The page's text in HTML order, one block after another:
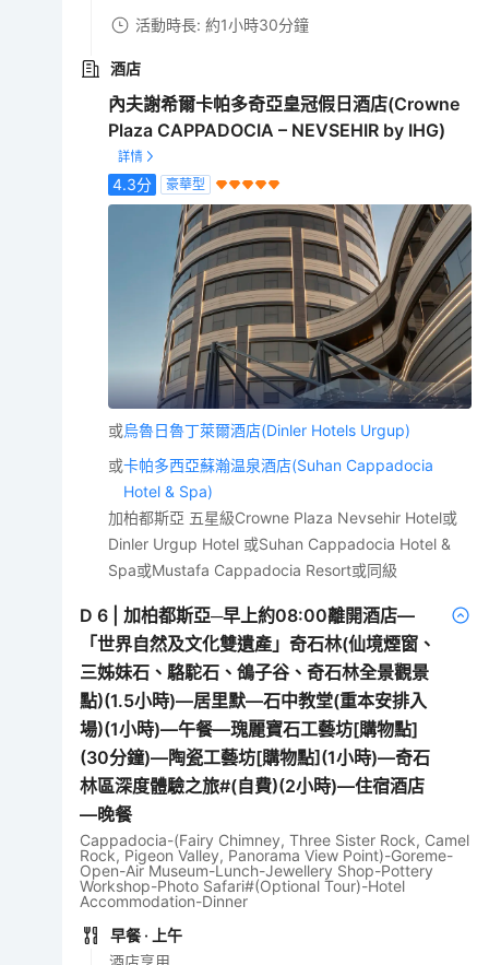
活動時長: 約1小時30分鐘
酒店
內夫謝希爾卡帕多奇亞皇冠假日酒店(Crowne
Plaza CAPPADOCIA – NEVSEHIR by IHG)
4.3分 豪華型
或烏魯日魯丁萊爾酒店(Dinler Hotels Urgup)
或卡帕多西亞蘇瀚温泉酒店(Suhan Cappadocia
Hotel & Spa)
加柏都斯亞 五星級Crowne Plaza Nevsehir Hotel或
Dinler Urgup Hotel 或Suhan Cappadocia Hotel &
Spa或Mustafa Cappadocia Resort或同級
D6 |加柏都斯亞─早上約08:00離開酒店—
「世界自然及文化雙遺產」奇石林(仙境煙窗、
三姊妹石、駱駝石、鴿子谷、奇石林全景觀景
點)(1.5小時)—居里默—石中教堂(重本安排入
場)(1小時)—午餐—瑰麗寶石工藝坊[購物點]
(30分鐘)—陶瓷工藝坊[購物點](1小時)—奇石
林區深度體驗之旅#(自費)(2小時)—住宿酒店
—晚餐
Cappadocia-(Fairy Chimney, Three Sister Rock, Camel
Rock, Pigeon Valley, Panorama View Point)-Goreme-
Open-Air Museum-Lunch-Jewellery Shop-Pottery
Workshop-Photo Safari#(Optional Tour)-Hotel
Accommodation-Dinner
早餐 · 上午